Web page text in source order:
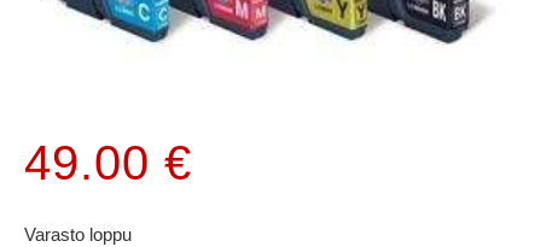
49.00 €
Varasto loppu